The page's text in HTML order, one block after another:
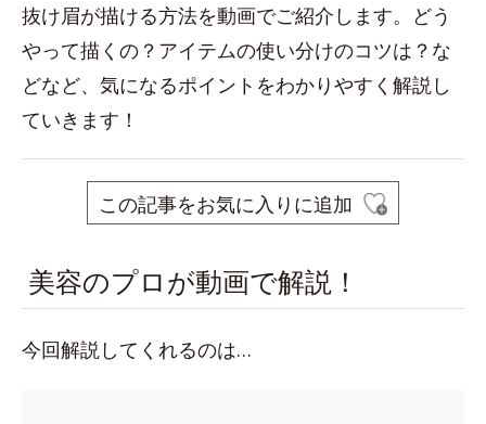
抜け眉が描ける方法を動画でご紹介します。どう
やって描くの？アイテムの使い分けのコツは？な
どなど、気になるポイントをわかりやすく解説し
ていきます！
この記事をお気に入りに追加
美容のプロが動画で解説！
今回解説してくれるのは…